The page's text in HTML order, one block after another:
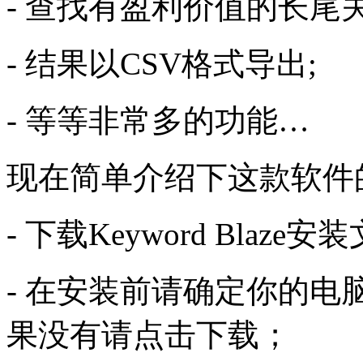
- 结果以CSV格式导出;
- 等等非常多的功能…
现在简单介绍下这款软
- 下载Keyword Blaze安
- 在安装前请确定你的电
果没有请点击下载；